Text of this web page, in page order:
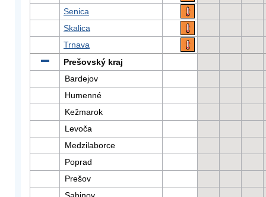
Senica
Skalica
Trnava
Prešovský kraj
Bardejov
Humenné
Kežmarok
Levoča
Medzilaborce
Poprad
Prešov